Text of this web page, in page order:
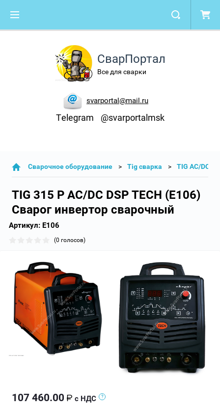
СварПортал
Все для сварки
svarportal@mail.ru
Telegram @svarportalmsk
Cварочное оборудование Tig сварка TIG AC/DC
TIG 315 P AC/DC DSP TECH (E106)
Сварог инвертор сварочный
Артикул: Е106
(0 голосов)
107 460.00 с НДС